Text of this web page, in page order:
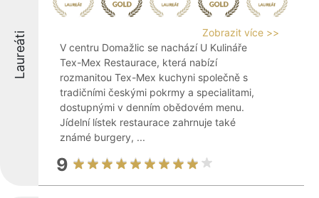
Laureáti
Zobrazit více >>
V centru Domažlic se nachází U Kulináře
Tex-Mex Restaurace, která nabízí
rozmanitou Tex-Mex kuchyni společně s
tradičními českými pokrmy a specialitami,
dostupnými v denním obědovém menu.
Jídelní lístek restaurace zahrnuje také
známé burgery, ...
9